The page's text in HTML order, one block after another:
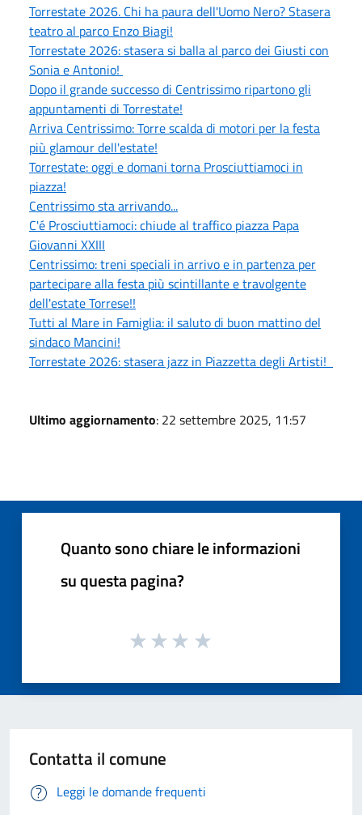
Torrestate 2026. Chi ha paura dell'Uomo Nero? Stasera
teatro al parco Enzo Biagi!
Torrestate 2026: stasera si balla al parco dei Giusti con
Sonia e Antonio!
Dopo il grande successo di Centrissimo ripartono gli
appuntamenti di Torrestate!
Arriva Centrissimo: Torre scalda di motori per la festa
più glamour dell'estate!
Torrestate: oggi e domani torna Prosciuttiamoci in
piazza!
Centrissimo sta arrivando...
C'é Prosciuttiamoci: chiude al traffico piazza Papa
Giovanni XXIII
Centrissimo: treni speciali in arrivo e in partenza per
partecipare alla festa più scintillante e travolgente
dell'estate Torrese!!
Tutti al Mare in Famiglia: il saluto di buon mattino del
sindaco Mancini!
Torrestate 2026: stasera jazz in Piazzetta degli Artisti!
Ultimo aggiornamento: 22 settembre 2025, 11:57
Quanto sono chiare le informazioni
su questa pagina?
Contatta il comune
Leggi le domande frequenti